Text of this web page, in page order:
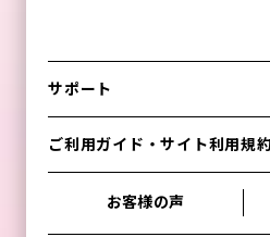
サポート
ご利用ガイド・サイト利用規約
お客様の声